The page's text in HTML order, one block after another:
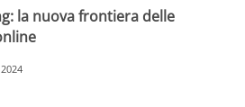
la nuova frontiera delle